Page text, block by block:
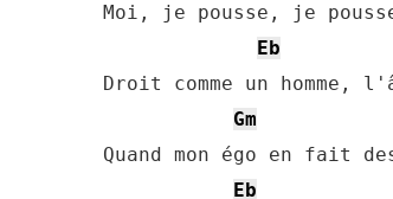
Moi, je pousse, je
Eb
Droit comme un homme,
Gm
Quand mon égo en fait
Eb